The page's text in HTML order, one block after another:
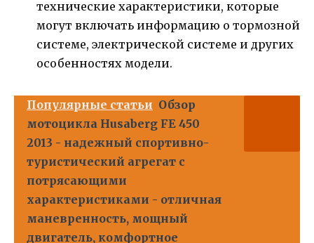
технические характеристики, которые
могут включать информацию о тормозной
системе, электрической системе и других
особенностях модели.
Популярные статьи Обзор
мотоцикла Husaberg FE 450
2013 - надежный спортивно-
туристический агрегат с
потрясающими
характеристиками - отличная
маневренность, мощный
двигатель, комфортное